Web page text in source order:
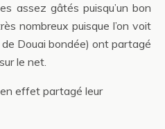
assez gâtés puisqu’un bon
nombreux puisque l’on voit
Douai bondée) ont partagé
le net.
effet partagé leur